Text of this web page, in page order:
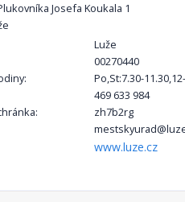
Josefa Koukala 1
Luže
00270440
Po,St:7.30-
469 633 984
zh7b2rg
www.luze.cz